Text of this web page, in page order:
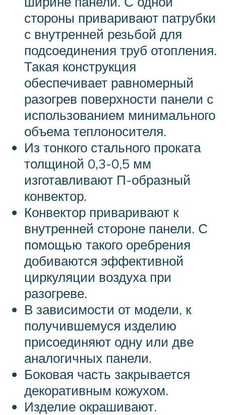
стороны приваривают патрубки
с внутренней резьбой для
подсоединения труб отопления.
Такая конструкция
обеспечивает равномерный
разогрев поверхности панели с
использованием минимального
объема теплоносителя.
Из тонкого стального проката
толщиной 0,3-0,5 мм
изготавливают П-образный
конвектор.
Конвектор приваривают к
внутренней стороне панели. С
помощью такого оребрения
добиваются эффективной
циркуляции воздуха при
разогреве.
В зависимости от модели, к
получившемуся изделию
присоединяют одну или две
аналогичных панели.
Боковая часть закрывается
декоративным кожухом.
Изделие окрашивают.